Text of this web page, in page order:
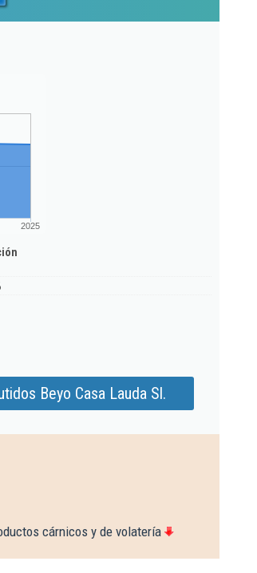
2025
Beyo Casa Lauda Sl.
cárnicos y de volatería